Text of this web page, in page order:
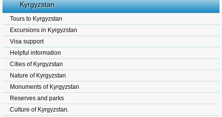
Kyrgyzstan
Tours to Kyrgyzstan
Excursions in Kyrgyzstan
Visa support
Helpful information
Cities of Kyrgyzstan
Nature of Kyrgyzstan
Monuments of Kyrgyzstan
Reserves and parks
Culture of Kyrgyzstan.